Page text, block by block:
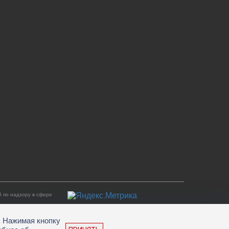
надзору в сфере
Нажимая кнопку